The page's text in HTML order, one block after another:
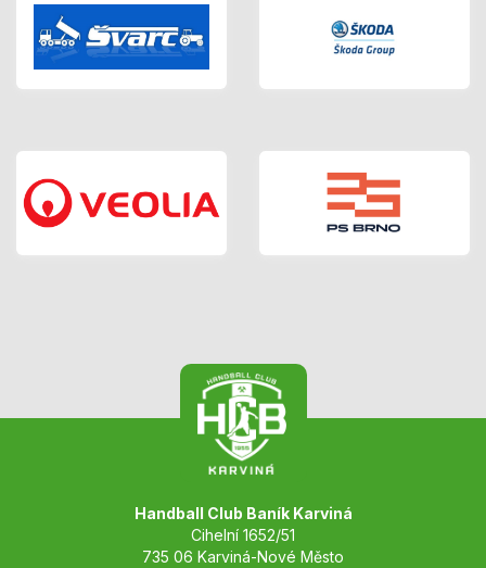
Handball Club Baník Karviná
Cihelní 1652/51
735 06 Karviná-Nové Město